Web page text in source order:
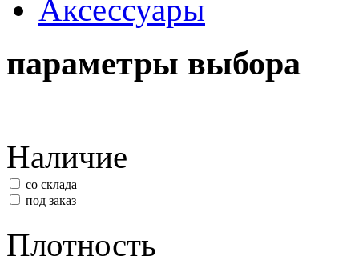
Аксессуары
параметры выбора
Наличие
со склада
под заказ
Плотность